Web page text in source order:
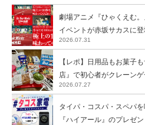
劇場アニメ『ひゃくえむ
イベントが赤坂サカスに
2026.07.31
【レポ】日用品もお菓子
店』で初心者がクレーン
2026.07.27
タイパ・コスパ・スペパを
『ハイアール』のプレゼ